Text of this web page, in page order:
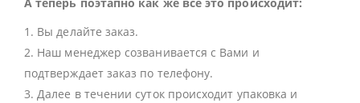
1. Вы делайте заказ.
2. Наш менеджер созванивается с Вами и
подтверждает заказ по телефону.
3. Далее в течении суток происходит упаковка и